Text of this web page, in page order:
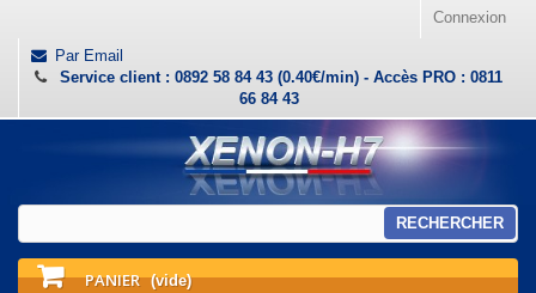
Connexion
Par Email
Service client : 0892 58 84 43 (0.40€/min) - Accès PRO : 0811
66 84 43
RECHERCHER
PANIER (vide)